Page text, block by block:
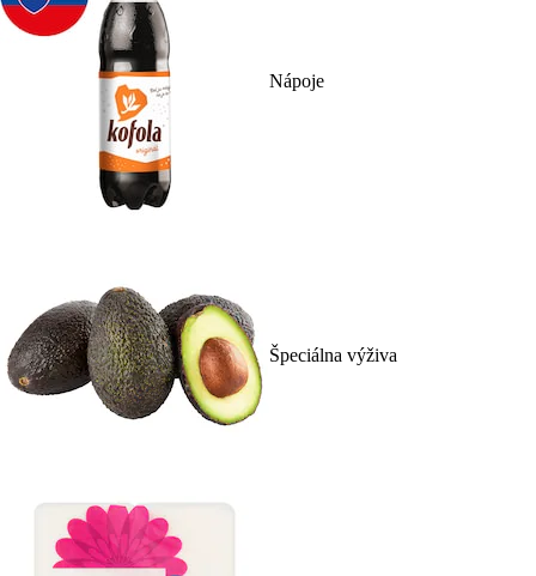
Nápoje
Špeciálna výživa